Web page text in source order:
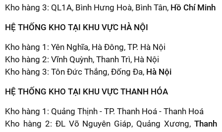
Kho hàng 3: QL1A, Bình Hưng Hoà, Bình Tân, Hồ Chí Minh
HỆ THỐNG KHO TẠI KHU VỰC HÀ NỘI
Kho hàng 1: Yên Nghĩa, Hà Đông, TP. Hà Nội
Kho hàng 2: Vĩnh Quỳnh, Thanh Trì, Hà Nội
Kho hàng 3: Tôn Đức Thắng, Đống Đa, Hà Nội
HỆ THỐNG KHO TẠI KHU VỰC THANH HÓA
Kho hàng 1: Quảng Thịnh - TP. Thanh Hoá - Thanh Hoá
Kho hàng 2: ĐL Võ Nguyên Giáp, Quảng Xương, Thanh